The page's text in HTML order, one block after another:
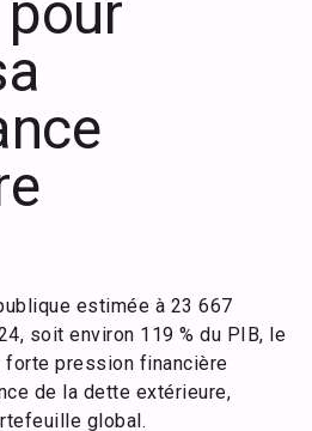
estimée à 23 667
soit environ 119 % du PIB, le
forte pression financière
de la dette extérieure,
global.